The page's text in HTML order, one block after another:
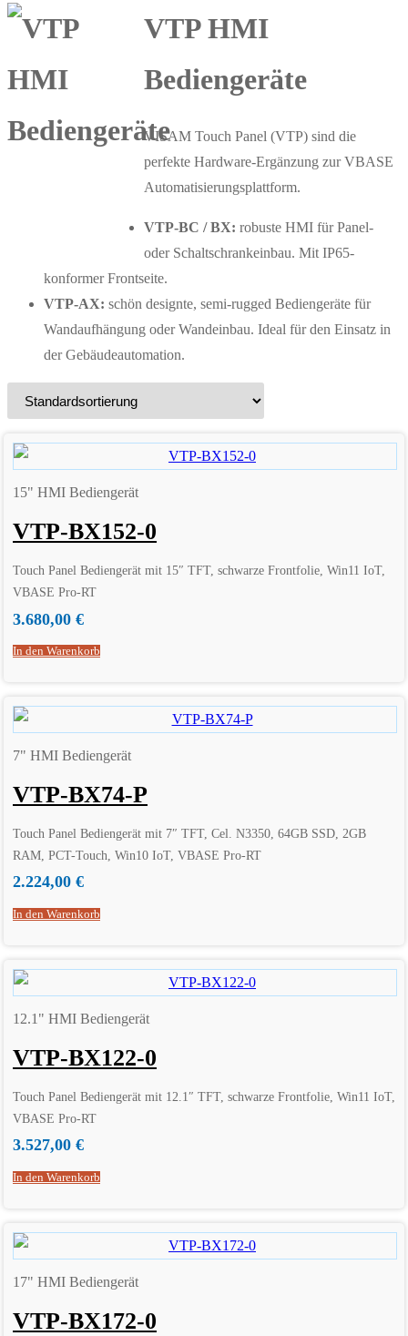
VTP HMI
Bediengeräte
VISAM Touch Panel (VTP) sind die
perfekte Hardware-Ergänzung zur VBASE
Automatisierungsplattform.
VTP-BC / BX: robuste HMI für Panel-
oder Schaltschrankeinbau. Mit IP65-
konformer Frontseite.
VTP-AX: schön designte, semi-rugged Bediengeräte für
Wandaufhängung oder Wandeinbau. Ideal für den Einsatz in
der Gebäudeautomation.
15" HMI Bediengerät
VTP-BX152-0
Touch Panel Bediengerät mit 15″ TFT, schwarze Frontfolie, Win11 IoT,
VBASE Pro-RT
3.680,00 €
In den Warenkorb
7" HMI Bediengerät
VTP-BX74-P
Touch Panel Bediengerät mit 7″ TFT, Cel. N3350, 64GB SSD, 2GB
RAM, PCT-Touch, Win10 IoT, VBASE Pro-RT
2.224,00 €
In den Warenkorb
12.1" HMI Bediengerät
VTP-BX122-0
Touch Panel Bediengerät mit 12.1″ TFT, schwarze Frontfolie, Win11 IoT,
VBASE Pro-RT
3.527,00 €
In den Warenkorb
17" HMI Bediengerät
VTP-BX172-0